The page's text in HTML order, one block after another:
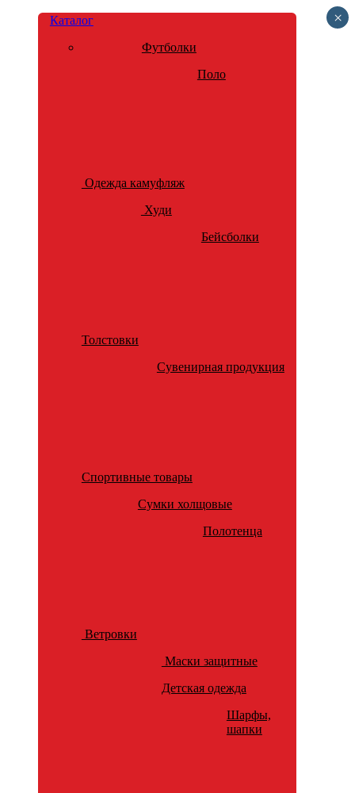
Каталог
Футболки
Поло
Одежда камуфляж
Худи
Бейсболки
Толстовки
Сувенирная продукция
Спортивные товары
Сумки холщовые
Полотенца
Ветровки
Маски защитные
Детская одежда
Шарфы,
шапки
×